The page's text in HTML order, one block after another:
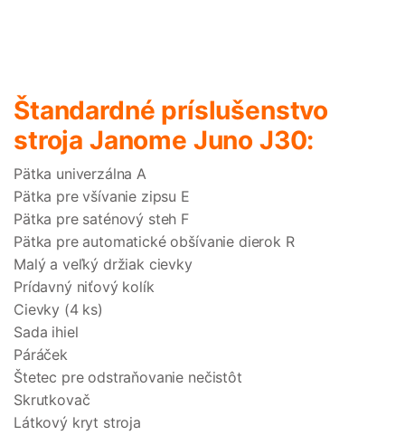
Štandardné príslušenstvo
stroja Janome Juno J30:
Pätka univerzálna A
Pätka pre všívanie zipsu E
Pätka pre saténový steh F
Pätka pre automatické obšívanie dierok R
Malý a veľký držiak cievky
Prídavný niťový kolík
Cievky (4 ks)
Sada ihiel
Páráček
Štetec pre odstraňovanie nečistôt
Skrutkovač
Látkový kryt stroja